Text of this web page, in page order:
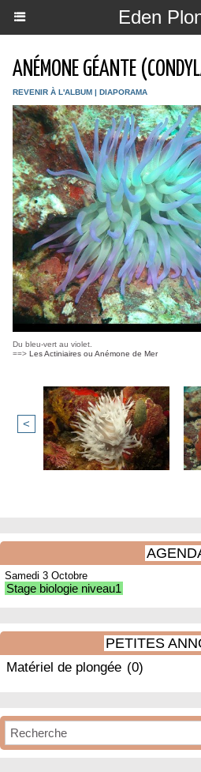
Eden
ANÉMONE GÉANTE
REVENIR À L'ALBUM | DIAPORAMA
Du bleu-vert au violet.
==> Les Actiniaires ou Anémone de Mer
<
Samedi 3 Octobre
Stage biologie niveau1
PETITES
Matériel de plongée (0)